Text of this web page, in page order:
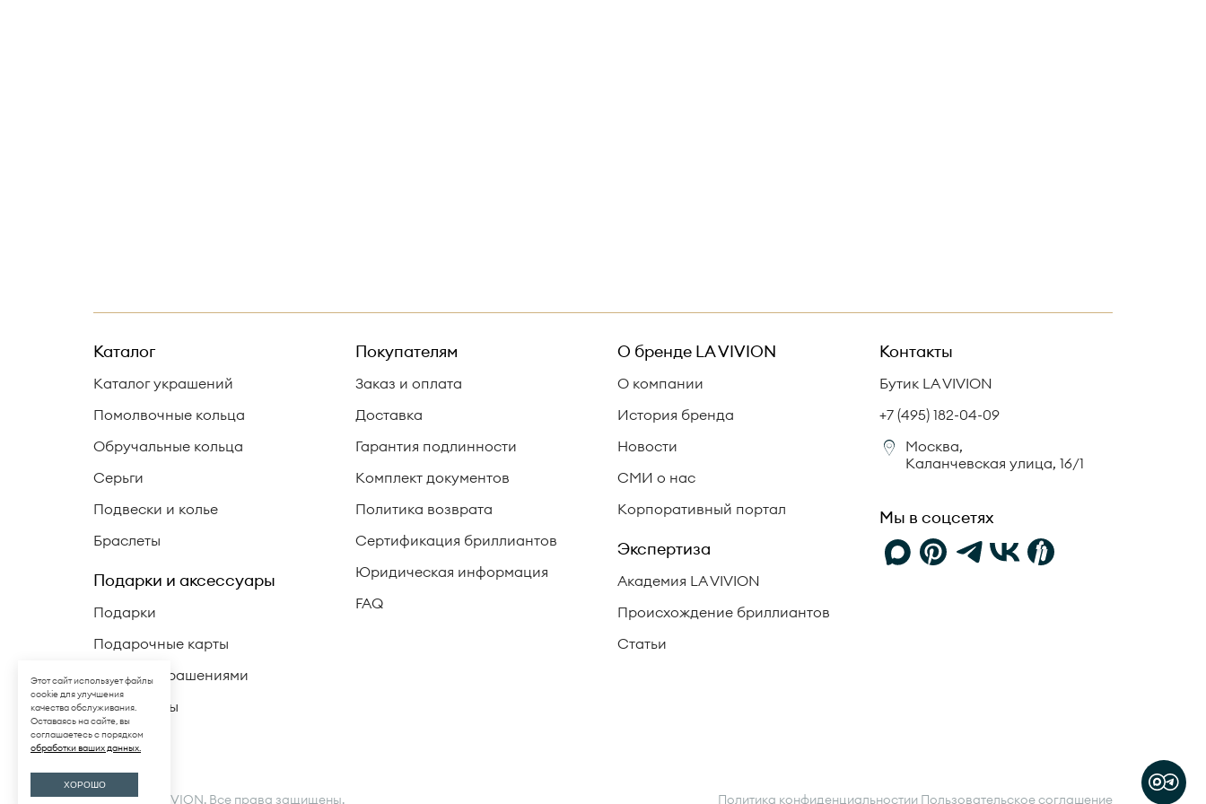
Этот сайт использует файлы
cookie для улучшения
качества обслуживания.
Оставаясь на сайте, вы
соглашаетесь с порядком
обработки ваших данных.
ХОРОШО
Каталог
Каталог украшений
Помолвочные кольца
Обручальные кольца
Серьги
Подвески и колье
Браслеты
Подарки и аксессуары
Подарки
Подарочные карты
Уход за украшениями
Аксессуары
Покупателям
Заказ и оплата
Доставка
Гарантия подлинности
Комплект документов
Политика возврата
Сертификация бриллиантов
Юридическая информация
FAQ
О бренде LA VIVION
О компании
История бренда
Новости
СМИ о нас
Корпоративный портал
Экспертиза
Академия LA VIVION
Происхождение бриллиантов
Статьи
Контакты
Бутик LA VIVION
+7 (495) 182-04-09
Москва,
Каланчевская улица, 16/1
Мы в соцсетях
© 2026 LA VIVION. Все права защищены. Политика конфиденциальностии Пользовательское соглашение